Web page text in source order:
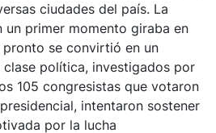
ciudades del país. La
un primer momento giraba en
pronto se convirtió en un
política, investigados por
105 congresistas que votaron
intentaron sostener
por la lucha